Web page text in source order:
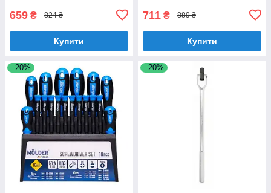
659 ₴ 824 ₴
Купити
711 ₴ 889 ₴
Купити
–20% –20%